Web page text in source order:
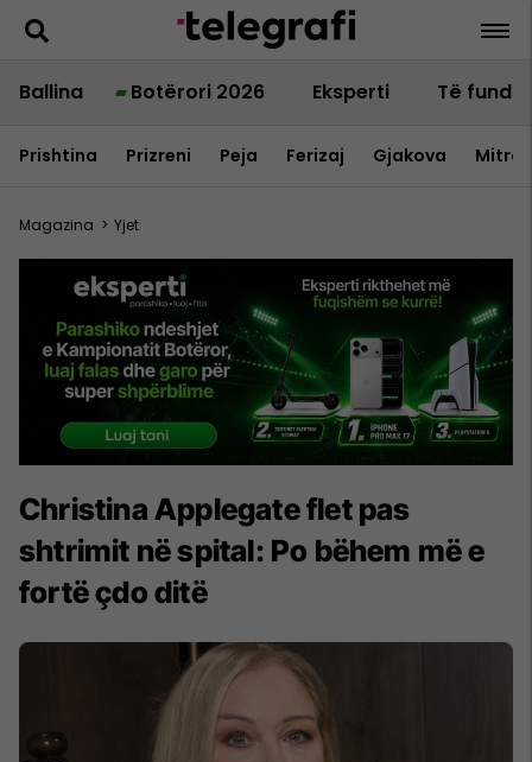
Ballina Botërori 2026 Eksperti Të fundit
Prishtina Prizreni Peja Ferizaj Gjakova
Magazina > Yjet
Christina Applegate flet pas
shtrimit në spital: Po bëhem më e
fortë çdo ditë